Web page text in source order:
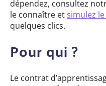
dépendez, consultez
le connaître et simulez
quelques clics.
Pour qui ?
Le contrat